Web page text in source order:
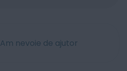
Am nevoie de ajutor